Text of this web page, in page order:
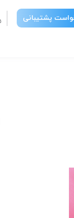
پشتیبانی